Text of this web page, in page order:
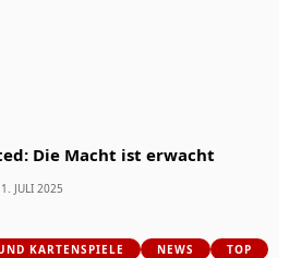
Die Macht ist erwacht
JULI 2025
KARTENSPIELE NEWS TOP